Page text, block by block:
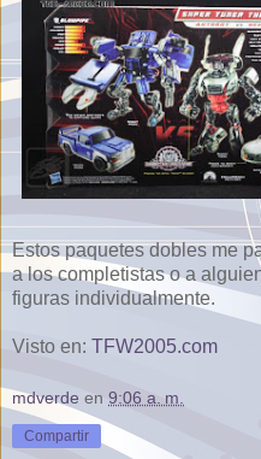
Estos paquetes dobles me
a los completistas o a
figuras individualmente.
Visto en: TFW2005.com
mdverde en 9:06 a. m.
Compartir